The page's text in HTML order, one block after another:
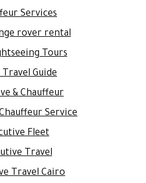
Services
rover rental
Tours
Guide
& Chauffeur
Service
Fleet
Travel
Travel Cairo